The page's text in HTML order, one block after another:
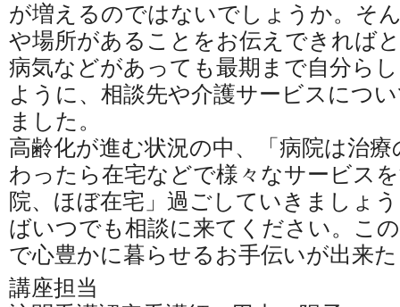
が増えるのではないでしょうか。そ
や場所があることをお伝えできれば
病気などがあっても最期まで自分ら
ように、相談先や介護サービスにつ
ました。
高齢化が進む状況の中、「病院は治
わったら在宅などで様々なサービス
院、ほぼ在宅」過ごしていきましょ
ばいつでも相談に来てください。こ
で心豊かに暮らせるお手伝いが出来
講座担当